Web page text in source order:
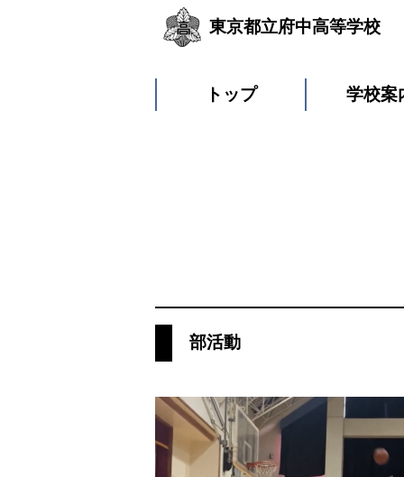
東京都立府中高等学校
トップ 学校案
部活動